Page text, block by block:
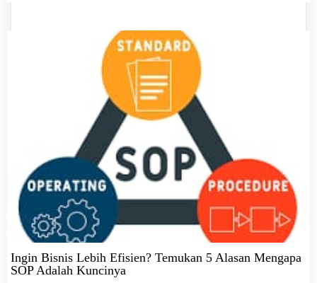
Ingin Bisnis Lebih Efisien? Temukan 5 Alasan Mengapa
SOP Adalah Kuncinya